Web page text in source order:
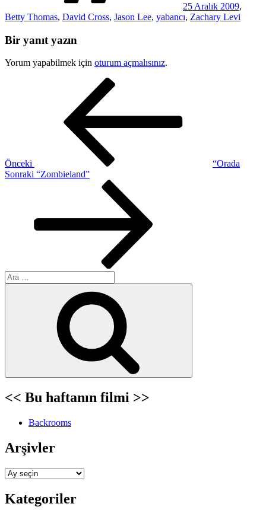
25 Aralık 2009,
Betty Thomas, David Cross, Jason Lee, yabancı, Zachary Levi
Bir yanıt yazın
Yorum yapabilmek için oturum açmalısınız.
Önceki
“Orada
Sonraki
Sonraki “Zombieland”
Ara:
<< Bu haftanın filmi >>
Backrooms
Arşivler
Arşivler
Kategoriler